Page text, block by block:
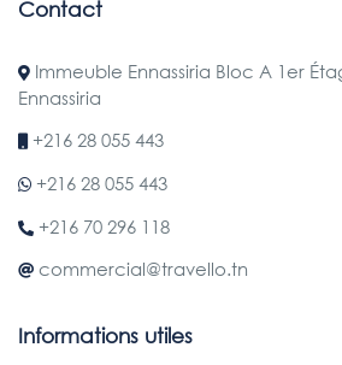
Contact
Immeuble Ennassiria Bloc A 1er
Ennassiria
+216 28 055 443
+216 28 055 443
+216 70 296 118
commercial@travello.tn
Informations utiles